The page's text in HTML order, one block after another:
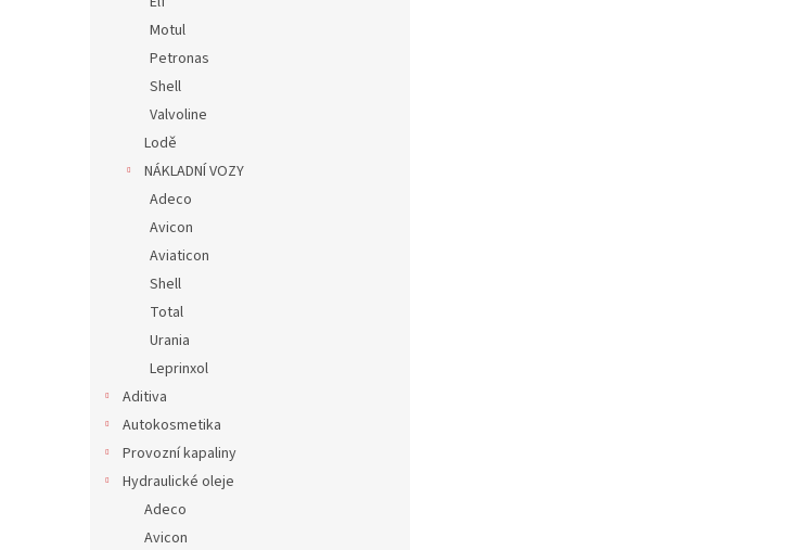
Motul
Petronas
Shell
Valvoline
Lodě
NÁKLADNÍ VOZY
Adeco
Avicon
Aviaticon
Shell
Total
Urania
Leprinxol
Aditiva
Autokosmetika
Provozní kapaliny
Hydraulické oleje
Adeco
Avicon